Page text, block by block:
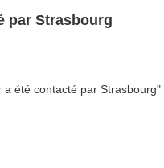
par Strasbourg